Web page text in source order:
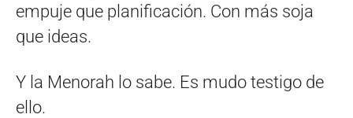
empuje que planificación. Con más soja
que ideas.
Y la Menorah lo sabe. Es mudo testigo de
ello.